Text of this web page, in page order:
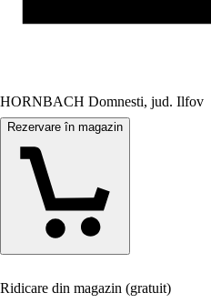
HORNBACH Domnesti, jud. Ilfov
Rezervare în magazin
Ridicare din magazin (gratuit)